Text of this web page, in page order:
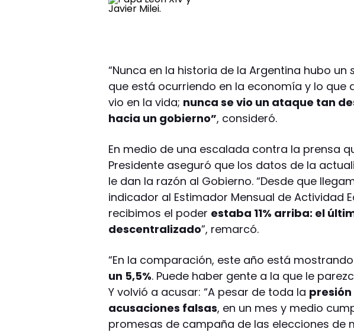
“Nunca en la historia de la Argentina hubo un
que está ocurriendo en la economía y lo que
vio en la vida; nunca se vio un ataque tan
hacia un gobierno”, consideró.
En medio de una escalada contra la prensa
Presidente aseguró que los datos de la
le dan la razón al Gobierno. “Desde que
indicador al Estimador Mensual de Actividad
recibimos el poder estaba 11% arriba: el
descentralizado”, remarcó.
“En la comparación, este año está
un 5,5%. Puede haber gente a la que le
Y volvió a acusar: “A pesar de toda la
acusaciones falsas, en un mes y medio
promesas de campaña de las elecciones de